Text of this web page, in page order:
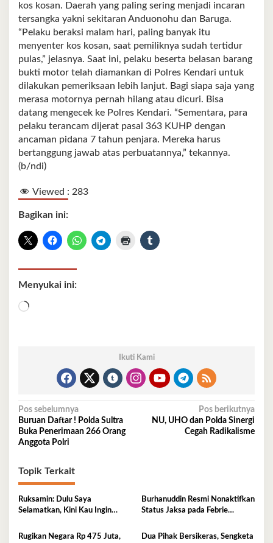
kos kosan. Daerah yang paling sering menjadi incaran
tersangka yakni sekitaran Anduonohu dan Baruga.
“Pelaku beraksi malam hari, paling banyak itu
menyenter kos kosan, saat pemiliknya sudah tertidur
pulas,” jelasnya. Saat ini, pelaku beserta belasan barang
bukti motor telah diamankan di Polres Kendari untuk
dilakukan pemeriksaan lebih lanjut. Bagi siapa saja yang
merasa motornya pernah hilang atau dicuri. Bisa
datang mengecek ke Polres Kendari. “Sementara, para
pelaku terancam dijerat pasal 363 KUHP dengan
ancaman pidana 7 tahun penjara. Mereka harus
bertanggung jawab atas perbuatannya,” tekannya.
(b/ndi)
Viewed : 283
Bagikan ini:
Menyukai ini:
Memuat...
Ikuti Kami
Navigasi
pos
Pos sebelumnya
Buruan Daftar ! Polda Sultra
Buka Penerimaan 266 Orang
Anggota Polri
Pos berikutnya
NU, UHO dan Polda Sinergi
Cegah Radikalisme
Topik Terkait
Ruksamin: Dulu Saya
Selamatkan, Kini Kau Ingin
Burhanuddin Resmi Nonaktifkan
Status Jaksa pada Febrie
Rugikan Negara Rp 475 Juta,
Dua Pihak Bersikeras, Sengketa